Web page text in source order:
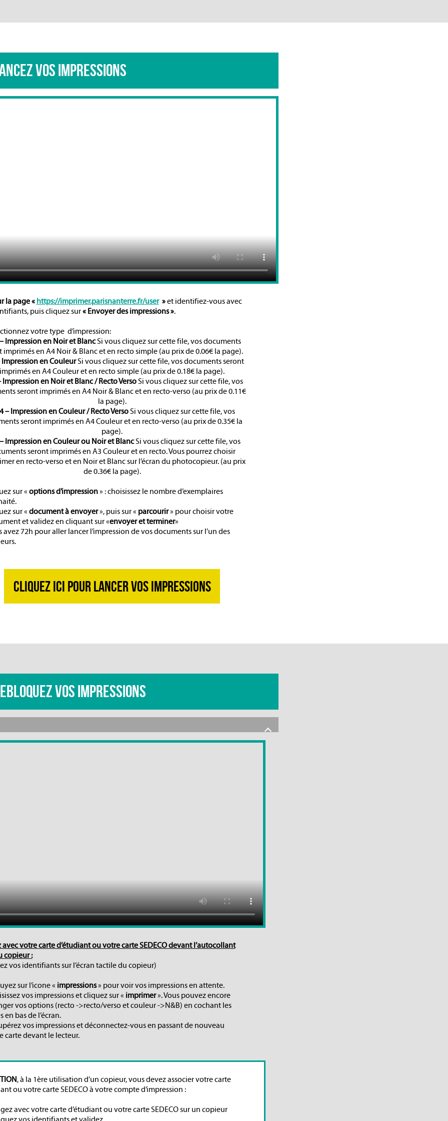
vos impressions
la page « https://imprimer.parisnanterre.fr/user»et identifiez-vous avec
puis cliquez sur« Envoyer des impressions ».
votre type d’impression:
Impression en Noir et BlancSi vous cliquez sur cette file, vos documents
imprimés en A4 Noir & Blanc et en recto simple (au prix de 0.06€ la page).
Impression en CouleurSi vous cliquez sur cette file, vos documents seront
imprimés en A4 Couleur et en recto simple (au prix de 0.18€ la page).
Impression en Noir et Blanc / Recto VersoSi vous cliquez sur cette file, vos
seront imprimés en A4 Noir & Blanc et en recto-verso (au prix de 0.11€
la page).
– Impression en Couleur / Recto VersoSi vous cliquez sur cette file, vos
seront imprimés en A4 Couleur et en recto-verso (au prix de 0.35€ la
page).
Impression en Couleur ou Noir et BlancSi vous cliquez sur cette file, vos
seront imprimés en A3 Couleur et en recto. Vous pourrez choisir
en recto-verso et en Noir et Blanc sur l’écran du photocopieur. (au prix
de 0.36€ la page).
sur « options d’impression» : choisissez le nombre d’exemplaires
sur « document à envoyer», puis sur « parcourir» pour choisir votre
et validez en cliquant sur «envoyer et terminer»
avez 72h pour aller lancer l’impression de vos documents sur l’un des
CLIQUEZ ICI POUR LANCER VOS IMPRESSIONS
VOS IMPRESSIONS
avec votre carte d’étudiant ou votre carte SEDECO devant l’autocollant
copieur :
vos identifiants sur l’écran tactile du copieur)
sur l’icone « impressions» pour voir vos impressions en attente.
vos impressions et cliquez sur « imprimer». Vous pouvez encore
vos options (recto ->recto/verso et couleur ->N&B) en cochant les
en bas de l’écran.
vos impressions et déconnectez-vous en passant de nouveau
carte devant le lecteur.
, à la 1ère utilisation d’un copieur, vous devez associer votre carte
ou votre carte SEDECO à votre compte d’impression :
avec votre carte d’étudiant ou votre carte SEDECO sur un copieur